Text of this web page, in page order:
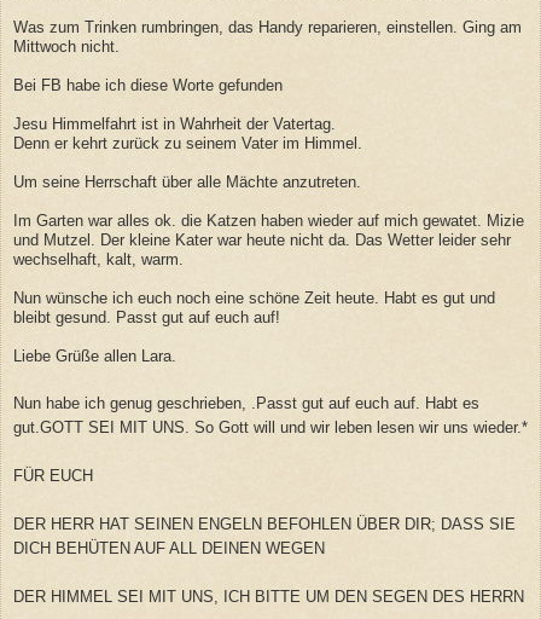
Was zum Trinken rumbringen, das Handy reparieren, einstellen. Ging am
Mittwoch nicht.
Bei FB habe ich diese Worte gefunden
Jesu Himmelfahrt ist in Wahrheit der Vatertag.
Denn er kehrt zurück zu seinem Vater im Himmel.
Um seine Herrschaft über alle Mächte anzutreten.
Im Garten war alles ok. die Katzen haben wieder auf mich gewatet. Mizie
und Mutzel. Der kleine Kater war heute nicht da. Das Wetter leider sehr
wechselhaft, kalt, warm.
Nun wünsche ich euch noch eine schöne Zeit heute. Habt es gut und
bleibt gesund. Passt gut auf euch auf!
Liebe Grüße allen Lara.
Nun habe ich genug geschrieben, .Passt gut auf euch auf. Habt es
gut.GOTT SEI MIT UNS. So Gott will und wir leben lesen wir uns wieder.*
FÜR EUCH
DER HERR HAT SEINEN ENGELN BEFOHLEN ÜBER DIR; DASS SIE
DICH BEHÜTEN AUF ALL DEINEN WEGEN
DER HIMMEL SEI MIT UNS, ICH BITTE UM DEN SEGEN DES HERRN